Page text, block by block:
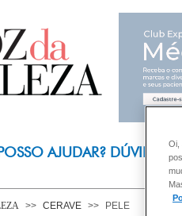
AJUDAR? DÚVIDAS
CERAVE PELE
Oi,